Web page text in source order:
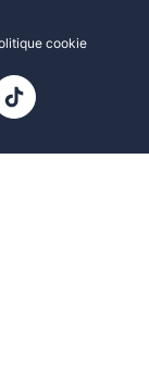
cookie